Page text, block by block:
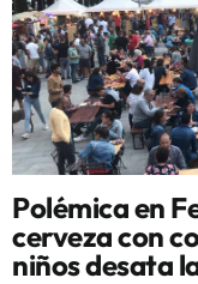
Polémica en
cerveza con
niños desata